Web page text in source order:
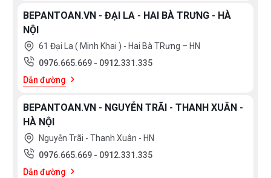
BEPANTOAN.VN - ĐẠI LA - HAI BÀ TRƯNG - HÀ
NỘI
61 Đại La ( Minh Khai ) - Hai Bà TRưng – HN
0976.665.669 - 0912.331.335
Dẫn đường
BEPANTOAN.VN - NGUYỄN TRÃI - THANH XUÂN -
HÀ NỘI
Nguyễn Trãi - Thanh Xuân - HN
0976.665.669 - 0912.331.335
Dẫn đường